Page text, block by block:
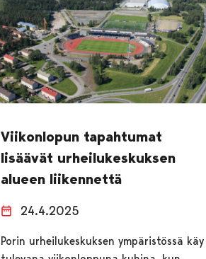
Viikonlopun tapahtumat
lisäävät urheilukeskuksen
alueen liikennettä
24.4.2025
Porin urheilukeskuksen ympäristössä käy